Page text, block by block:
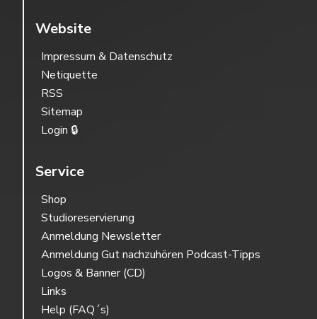
Website
Impressum & Datenschutz
Netiquette
RSS
Sitemap
Login 🔒
Service
Shop
Studioreservierung
Anmeldung Newsletter
Anmeldung Gut nachzuhören Podcast-Tipps
Logos & Banner (CD)
Links
Help (FAQ´s)